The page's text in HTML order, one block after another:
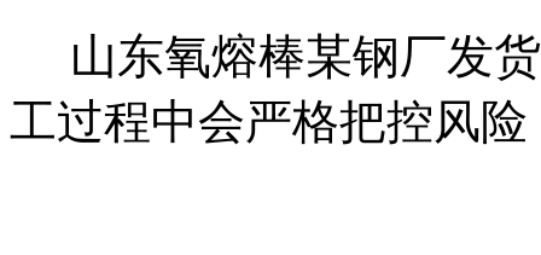
山东氧熔棒某钢厂发货
工过程中会严格把控风